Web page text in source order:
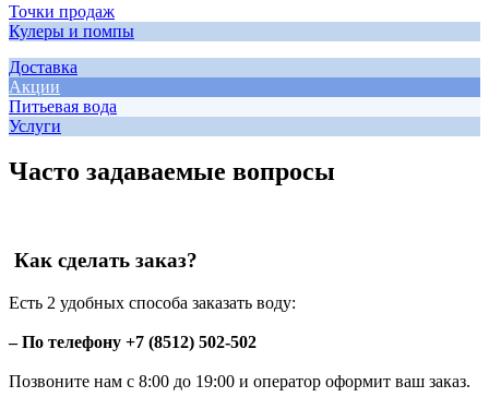
Точки продаж
Кулеры и помпы
Доставка
Акции
Питьевая вода
Услуги
Часто задаваемые вопросы
Как сделать заказ?
Есть 2 удобных способа заказать воду:
– По телефону +7 (8512) 502-502
Позвоните нам с 8:00 до 19:00 и оператор оформит ваш заказ.